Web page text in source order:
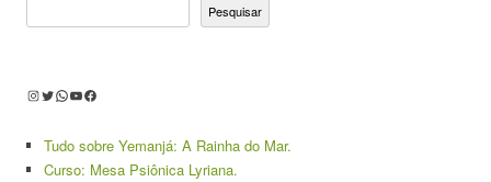
Pesquisar
Instagram
Twitter
WhatsApp
Youtube
Facebook
Tudo sobre Yemanjá: A Rainha do Mar.
Curso: Mesa Psiônica Lyriana.